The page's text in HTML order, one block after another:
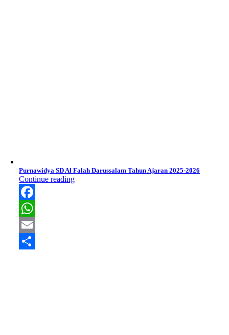
Purnawidya SD Al Falah Darussalam Tahun Ajaran 2025-2026
Continue reading
Facebook
WhatsApp
Email